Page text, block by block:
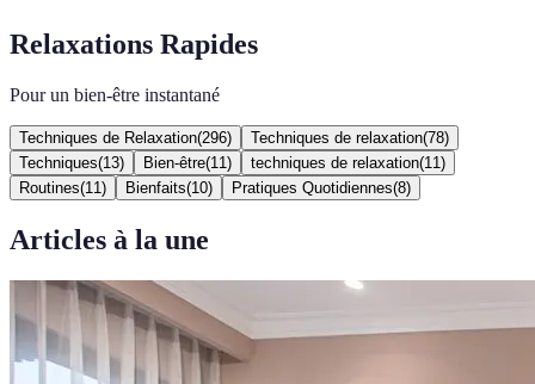
Relaxations Rapides
Pour un bien-être instantané
Techniques de Relaxation(296) Techniques de relaxation(78)
Techniques(13) Bien-être(11 ) techniques de relaxation(11 )
Routines(11 ) Bienfaits(10) Pratiques Quotidiennes(8)
Articles à la une